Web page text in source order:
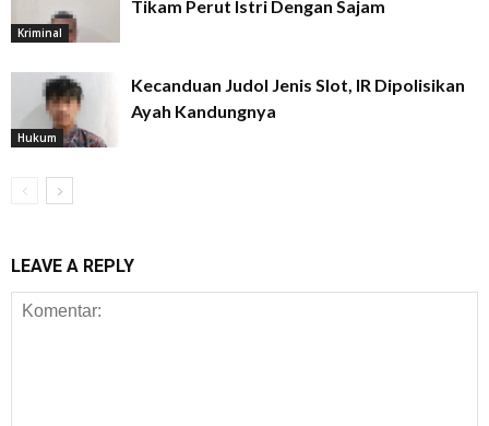
Kriminal
Tikam Perut Istri Dengan Sajam
Hukum
Kecanduan Judol Jenis Slot, IR Dipolisikan
Ayah Kandungnya
LEAVE A REPLY